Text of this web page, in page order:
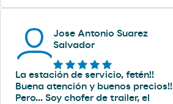
Jose Antonio Suarez
Salvador
La estación de servicio, fetén!!
Buena atención y buenos precios!!
Pero... Soy chofer de trailer, el